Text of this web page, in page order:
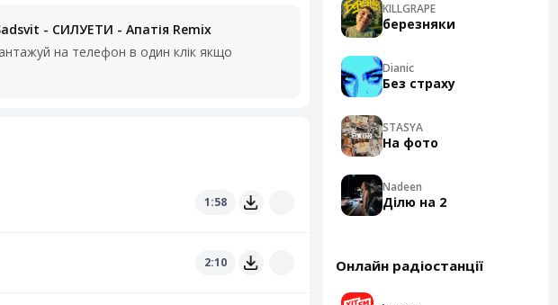
- СИЛУЕТИ - Апатія Remix
на телефон в один клік якщо
1:58
2:10
KILLGRAPE
березняки
Dianic
Без страху
STASYA
На фото
Nadeen
Ділю на 2
Онлайн радіостанції